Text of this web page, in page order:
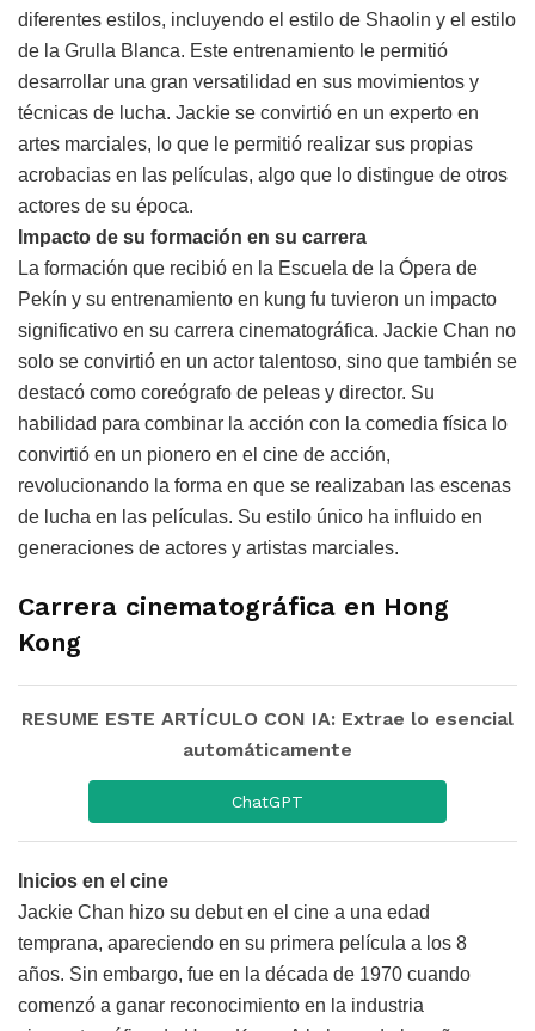
diferentes estilos, incluyendo el estilo de Shaolin y el estilo
de la Grulla Blanca. Este entrenamiento le permitió
desarrollar una gran versatilidad en sus movimientos y
técnicas de lucha. Jackie se convirtió en un experto en
artes marciales, lo que le permitió realizar sus propias
acrobacias en las películas, algo que lo distingue de otros
actores de su época.
Impacto de su formación en su carrera
La formación que recibió en la Escuela de la Ópera de
Pekín y su entrenamiento en kung fu tuvieron un impacto
significativo en su carrera cinematográfica. Jackie Chan no
solo se convirtió en un actor talentoso, sino que también se
destacó como coreógrafo de peleas y director. Su
habilidad para combinar la acción con la comedia física lo
convirtió en un pionero en el cine de acción,
revolucionando la forma en que se realizaban las escenas
de lucha en las películas. Su estilo único ha influido en
generaciones de actores y artistas marciales.
Carrera cinematográfica en Hong
Kong
RESUME ESTE ARTÍCULO CON IA: Extrae lo esencial
automáticamente
ChatGPT
Inicios en el cine
Jackie Chan hizo su debut en el cine a una edad
temprana, apareciendo en su primera película a los 8
años. Sin embargo, fue en la década de 1970 cuando
comenzó a ganar reconocimiento en la industria